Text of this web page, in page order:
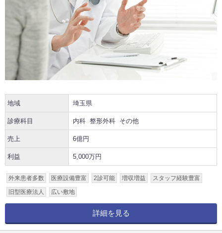
地域 埼玉県
診療科目 内科 整形外科 その他
売上 6億円
利益 5,000万円
外来患者多数 医療設備豊富 2診可能 増収増益
スタッフ経験豊富
旧型医療法人
広い敷地
詳細を見る